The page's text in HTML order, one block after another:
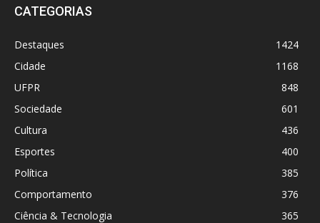
CATEGORIAS
Destaques
1424
Cidade
1168
UFPR
848
Sociedade
601
Cultura
436
Esportes
400
Política
385
Comportamento
376
Ciência & Tecnologia
365